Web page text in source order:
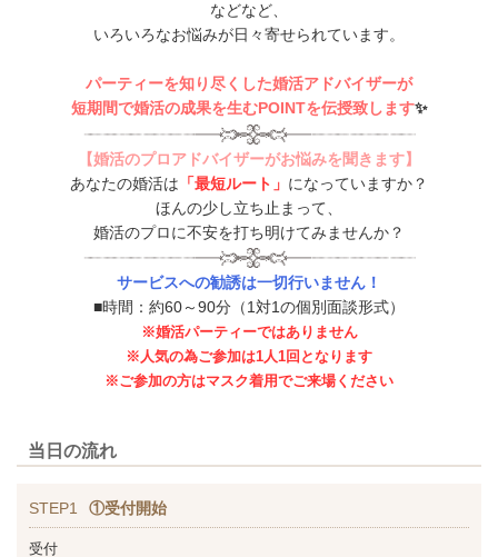
などなど、
いろいろなお悩みが日々寄せられています。
パーティーを知り尽くした婚活アドバイザーが
短期間で婚活の成果を生むPOINTを伝授致します✨
【婚活のプロアドバイザーがお悩みを聞きます】
あなたの婚活は 「最短ルート」 になっていますか？
ほんの少し立ち止まって、
婚活のプロに不安を打ち明けてみませんか？
サービスへの勧誘は一切行いません！
■時間：約60～90分（1対1の個別面談形式）
※婚活パーティーではありません
※人気の為ご参加は1人1回となります
※ご参加の方はマスク着用でご来場ください
当日の流れ
STEP1 ①受付開始
受付